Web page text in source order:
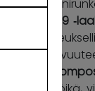
ABEC 9